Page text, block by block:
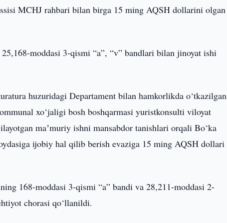
MCHJ rahbari bilan birga 15 ming AQSH dollarini olgan
moddasi 3-qismi “a”, “v” bandlari bilan jinoyat ishi
huzuridagi Departament bilan hamkorlikda o‘tkazilgan
xo‘jaligi bosh boshqarmasi yuristkonsulti viloyat
maʼmuriy ishni mansabdor tanishlari orqali Bo‘ka
ijobiy hal qilib berish evaziga 15 ming AQSH dollari
168-moddasi 3-qismi “a” bandi va 28,211-moddasi 2-
chorasi qo‘llanildi.